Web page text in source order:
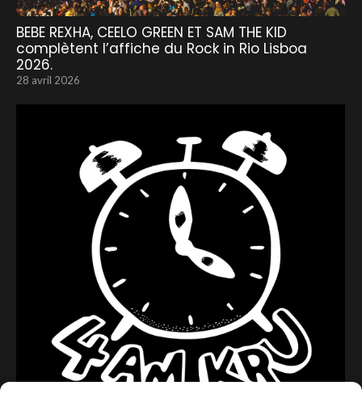
BEBE REXHA, CEELO GREEN ET SAM THE KID
complètent l’affiche du Rock in Rio Lisboa
2026.
28 avril 2026